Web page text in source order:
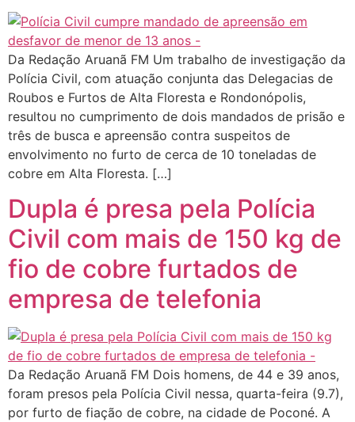
Da Redação Aruanã FM Um trabalho de investigação da
Polícia Civil, com atuação conjunta das Delegacias de
Roubos e Furtos de Alta Floresta e Rondonópolis,
resultou no cumprimento de dois mandados de prisão e
três de busca e apreensão contra suspeitos de
envolvimento no furto de cerca de 10 toneladas de
cobre em Alta Floresta. […]
Dupla é presa pela Polícia
Civil com mais de 150 kg de
fio de cobre furtados de
empresa de telefonia
Da Redação Aruanã FM Dois homens, de 44 e 39 anos,
foram presos pela Polícia Civil nessa, quarta-feira (9.7),
por furto de fiação de cobre, na cidade de Poconé. A